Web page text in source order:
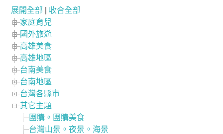
展開全部
收合全部
家庭育兒
國外旅遊
高雄美食
高雄地區
台南美食
台南地區
台灣各縣市
其它主題
團購。團購美食
台灣山景。夜景。海景